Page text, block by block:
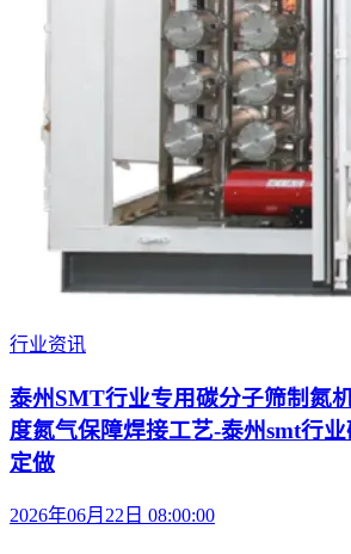
行业资讯
泰州SMT行业专用碳分子筛制氮
度氮气保障焊接工艺-泰州smt行
定做
2026年06月22日 08:00:00